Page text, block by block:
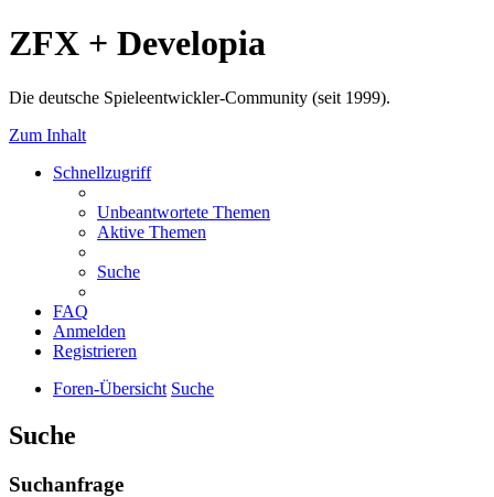
ZFX + Developia
Die deutsche Spieleentwickler-Community (seit 1999).
Zum Inhalt
Schnellzugriff
Unbeantwortete Themen
Aktive Themen
Suche
FAQ
Anmelden
Registrieren
Foren-Übersicht Suche
Suche
Suchanfrage